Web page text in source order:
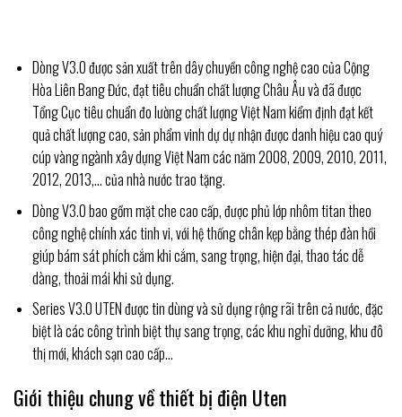
Dòng V3.0 được sản xuất trên dây chuyền công nghệ cao của Cộng
Hòa Liên Bang Đức, đạt tiêu chuẩn chất lượng Châu Âu và đã được
Tổng Cục tiêu chuẩn đo lường chất lượng Việt Nam kiểm định đạt kết
quả chất lượng cao, sản phẩm vinh dự dự nhận được danh hiệu cao quý
cúp vàng ngành xây dựng Việt Nam các năm 2008, 2009, 2010, 2011,
2012, 2013,… của nhà nước trao tặng.
Dòng V3.0 bao gồmmặt che cao cấp, được phủ lớp nhôm titan theo
công nghệ chính xác tinh vi, với hệ thống chân kẹp bằng thép đàn hồi
giúp bám sát phích cắm khi cắm, sang trọng, hiện đại, thao tác dễ
dàng, thoải mái khi sử dụng.
Series V3.0 UTEN được tin dùng và sử dụng rộng rãi trên cả nước, đặc
biệt là các công trình biệt thự sang trọng, các khu nghỉ dưỡng, khu đô
thị mới, khách sạn cao cấp…
Giới thiệu chung về thiết bị điện Uten